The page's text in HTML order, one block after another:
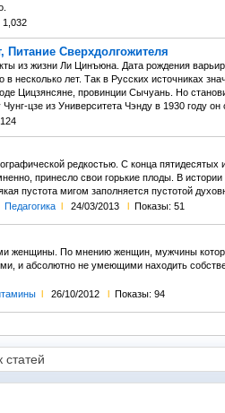
Сверхдолгожителя
из жизни Ли Цинъюна. Дата рождения
в несколько лет. Так в Русских источниках
Цицзянсяне, провинции Сычуань. Но
цзе из Университета Чэнду в 1930 году
редкостью. С конца пятидесятых
принесло свои горькие плоды. В истории
пустота мигом заполняется пустотой
Педагогика l 24/03/2013 l Показы: 51
женщины. По мнению женщин, мужчины
и абсолютно не умеющими находить
l 26/10/2012 l Показы: 94